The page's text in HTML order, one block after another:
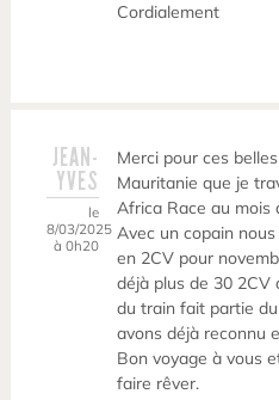
Cordialement
JEAN-
YVES
le
8/03/2025
à 0h20
Merci pour ces
Mauritanie que je
Africa Race au mois
Avec un copain
en 2CV pour
déjà plus de 30 2CV
du train fait partie
avons déjà reconnu
Bon voyage à vous
faire rêver.